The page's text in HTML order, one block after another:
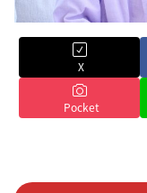
X
Pocket